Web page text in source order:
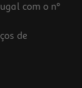
com o nº
de